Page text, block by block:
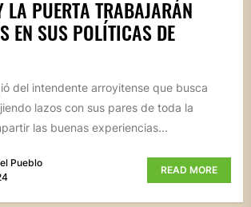
LA PUERTA TRABAJARÁN
EN SUS POLÍTICAS DE
del intendente arroyitense que busca
lazos con sus pares de toda la
las buenas experiencias...
Pueblo
READ MORE